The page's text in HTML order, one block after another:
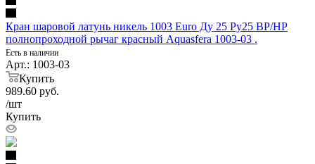
Кран шаровой латунь никель 1003 Euro Ду 25 Ру25 ВР/НР
полнопроходной рычаг красный Aquasfera 1003-03 .
Есть в наличии
Арт.: 1003-03
Купить
989.60 руб.
/шт
Купить